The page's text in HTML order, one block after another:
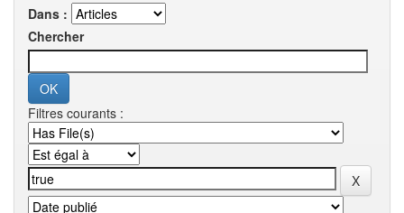
Dans :
Chercher
Filtres courants :